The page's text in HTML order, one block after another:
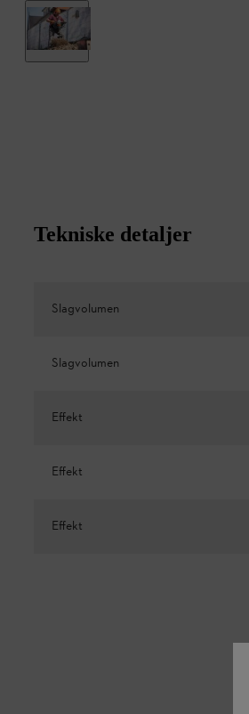
Tekniske detaljer
Slagvolumen
Slagvolumen
Effekt
Effekt
Effekt